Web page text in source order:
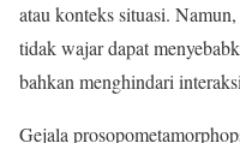
atau konteks situasi.
tidak wajar dapat
bahkan menghindari
Gejala